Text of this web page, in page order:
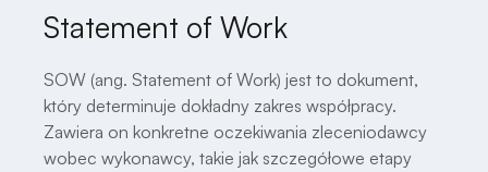
Statement of Work
SOW (ang. Statement of Work) jest to dokument,
który determinuje dokładny zakres współpracy.
Zawiera on konkretne oczekiwania zleceniodawcy
wobec wykonawcy, takie jak szczegółowe etapy